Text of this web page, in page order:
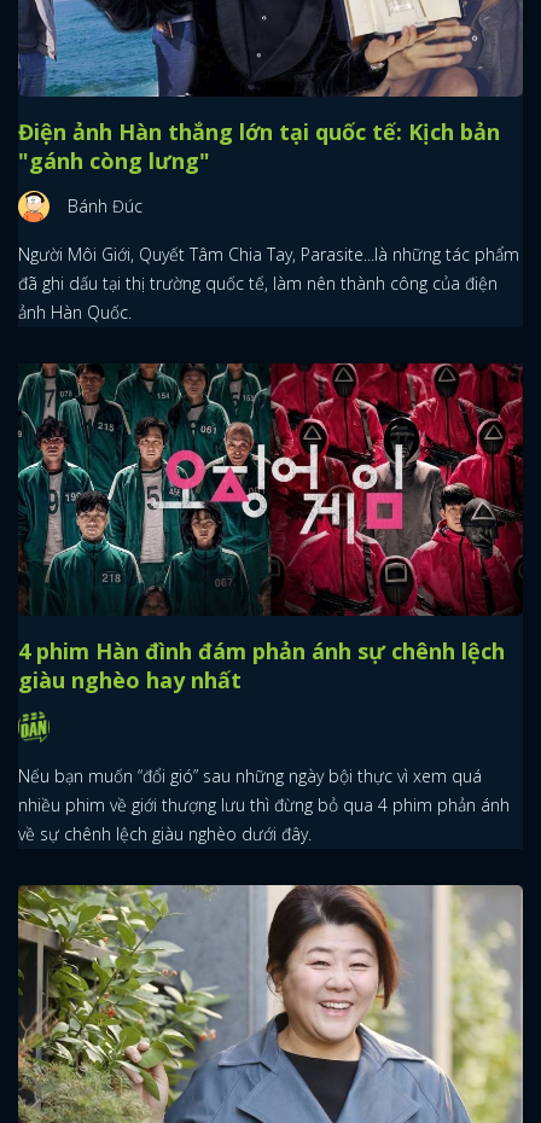
Điện ảnh Hàn thắng lớn tại quốc tế: Kịch bản
"gánh còng lưng"
Bánh Đúc
Người Môi Giới, Quyết Tâm Chia Tay, Parasite...là những tác phẩm
đã ghi dấu tại thị trường quốc tế, làm nên thành công của điện
ảnh Hàn Quốc.
4 phim Hàn đình đám phản ánh sự chênh lệch
giàu nghèo hay nhất
Nếu bạn muốn “đổi gió” sau những ngày bội thực vì xem quá
nhiều phim về giới thượng lưu thì đừng bỏ qua 4 phim phản ánh
về sự chênh lệch giàu nghèo dưới đây.